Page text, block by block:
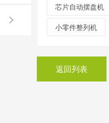
芯片自动摆盘机
小零件整列机
返回列表